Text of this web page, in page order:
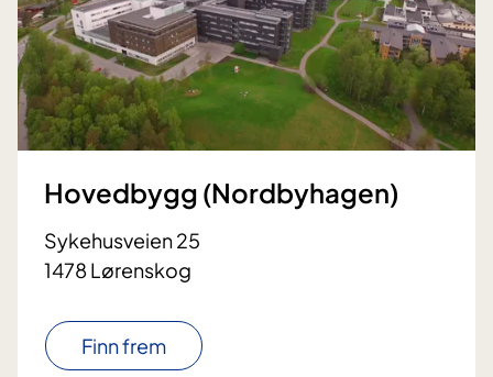
Hovedbygg (Nordbyhagen)
Sykehusveien 25
1478 Lørenskog
Finn frem